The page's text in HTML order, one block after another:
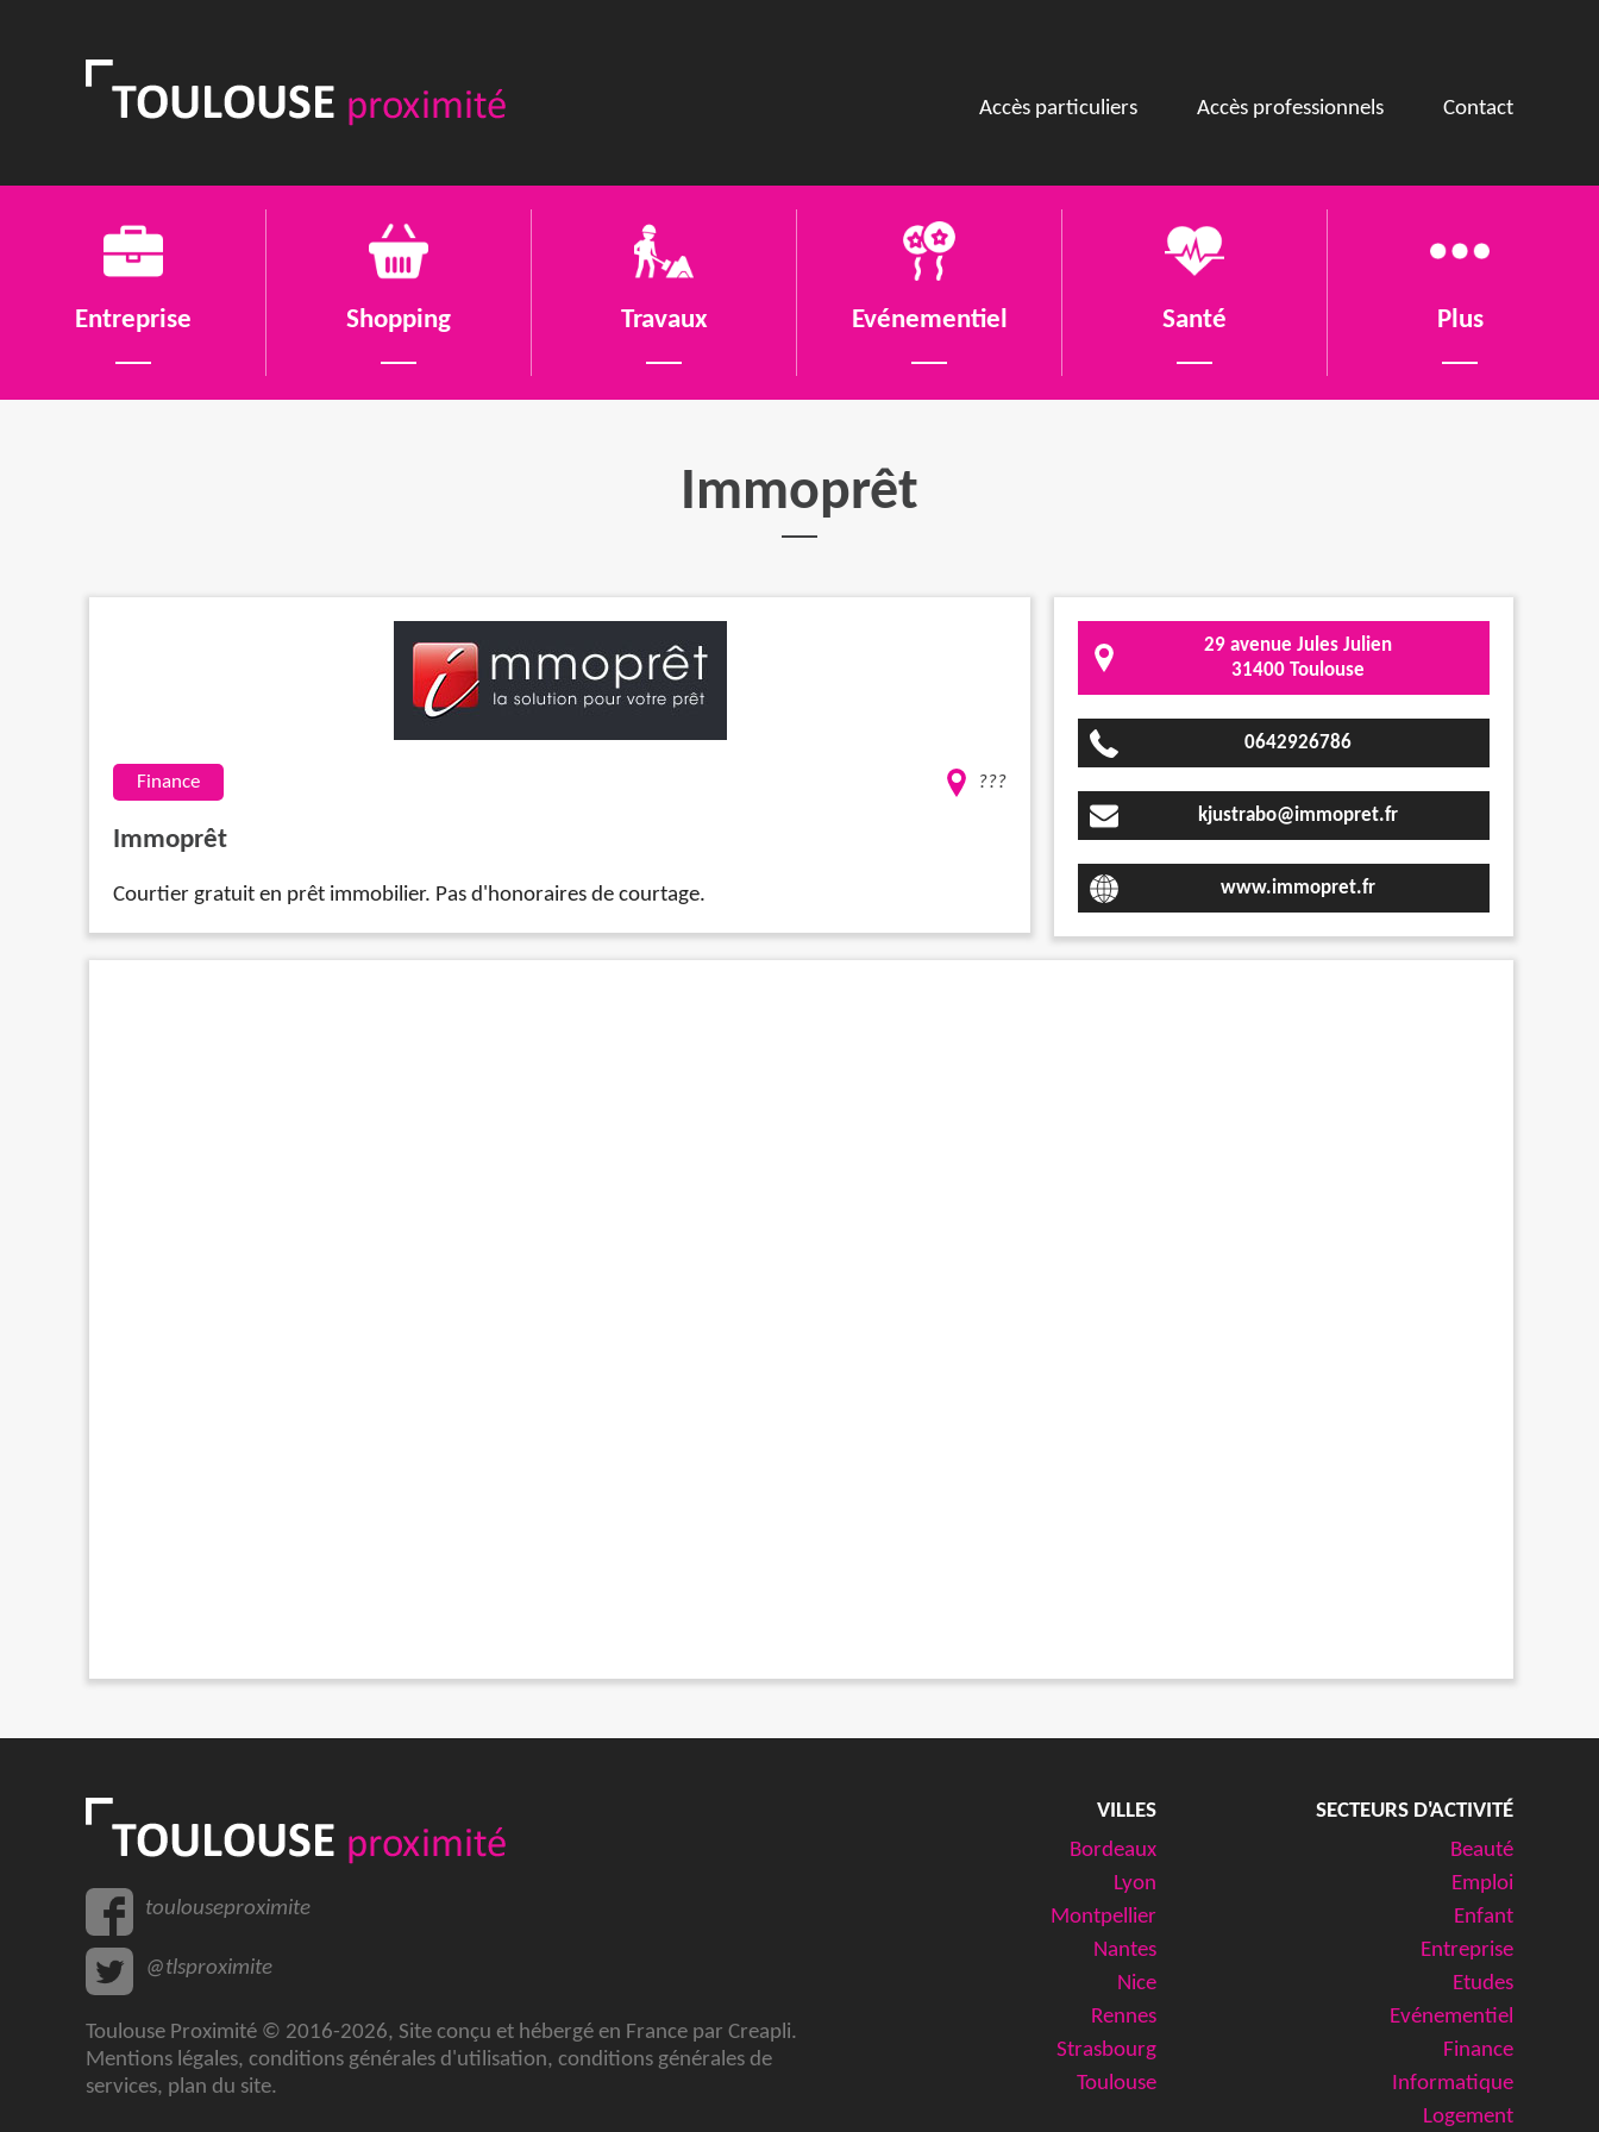
Accès particuliers Accès professionnels Contact
Entreprise Shopping Travaux Evénementiel Santé Plus
Immoprêt
Finance ???
Immoprêt
Courtier gratuit en prêt immobilier. Pas d'honoraires de courtage.
29 avenue Jules Julien
31400 Toulouse
0642926786
kjustrabo@immopret.fr
www.immopret.fr
toulouseproximite
@tlsproximite
SECTEURS D'ACTIVITÉ
Beauté
Emploi
Enfant
Entreprise
Etudes
Evénementiel
Finance
Informatique
Logement
VILLES
Bordeaux
Lyon
Montpellier
Nantes
Nice
Rennes
Strasbourg
Toulouse
Toulouse Proximité © 2016-2026, Site conçu et hébergé en France par Creapli.
Mentions légales, conditions générales d'utilisation, conditions générales de
services, plan du site.